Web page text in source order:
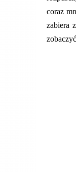
coraz
zabiera